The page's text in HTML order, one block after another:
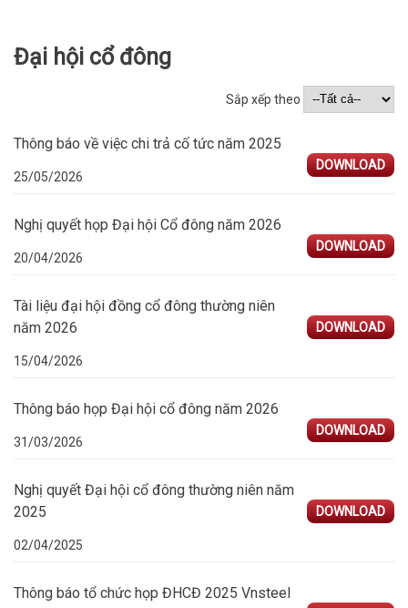
Đại hội cổ đông
Sắp xếp theo
Thông báo về việc chi trả cố tức năm 2025
25/05/2026
DOWNLOAD
Nghị quyết họp Đại hội Cổ đông năm 2026
20/04/2026
DOWNLOAD
Tài liệu đại hội đồng cổ đông thường niên
năm 2026
15/04/2026
DOWNLOAD
Thông báo họp Đại hội cổ đông năm 2026
31/03/2026
DOWNLOAD
Nghị quyết Đại hội cổ đông thường niên năm
2025
02/04/2025
DOWNLOAD
Thông báo tổ chức họp ĐHCĐ 2025 Vnsteel